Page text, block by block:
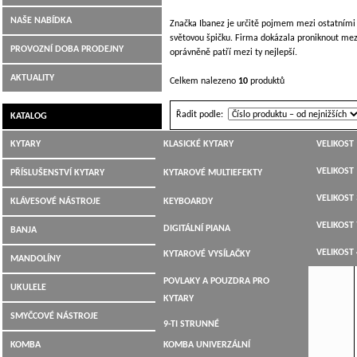
Značka Ibanez je určitě pojmem mezi
světovou špičku. Firma dokázala proniknout
oprávněně patří mezi ty nejlepší.
Celkem nalezeno 10 produktů
Řadit podle:
NAŠE NABÍDKA
PROVOZNÍ DOBA PRODEJNY
AKTUALITY
KATALOG
KYTARY KLASICKÉ KYTARY
JUMBO,
12-TI STRUNNÉ
9-TI STRUNNÉ
PŘÍSLUŠENSTVÍ KYTARY KYTAROVÉ MULTIEFEKTY
LADIČKY
KYTAROVÉ KABELY
KYTAROVÉ VYSÍLAČKY
POVLAKY A POUZDRA PRO
KYTARY
KLÁVESOVÉ NÁSTROJE KEYBOARDY
DIGITÁLNÍ PIANA
BANJA
MANDOLÍNY
UKULELE
SMYČCOVÉ NÁSTROJE
KOMBA KOMBA UNIVERZÁLNÍ